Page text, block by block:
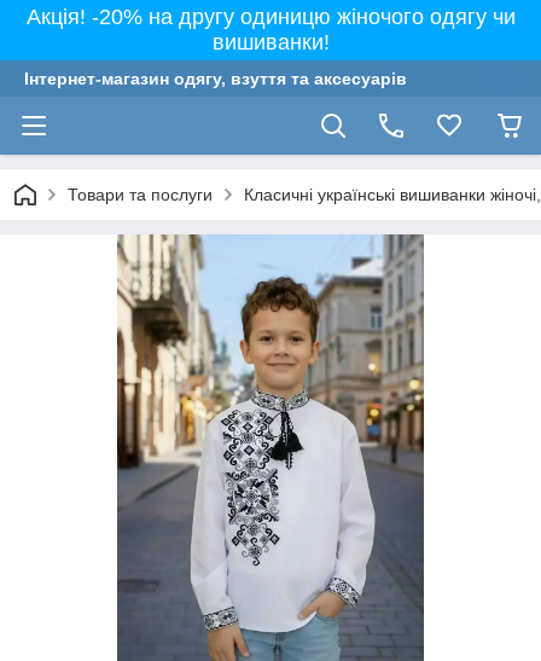
Акція! -20% на другу одиницю жіночого одягу чи
вишиванки!
Інтернет-магазин одягу, взуття та аксесуарів
Товари та послуги Класичні українські вишиванки